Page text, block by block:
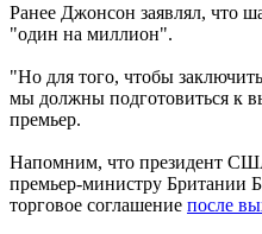
Ранее Джонсон заявлял, что
"один на миллион".
"Но для того, чтобы
мы должны подготовиться к
премьер.
Напомним, что президент
премьер-министру Британии
торговое соглашение после